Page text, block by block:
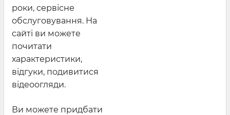
роки, сервісне
обслуговування. На
сайті ви можете
почитати
характеристики,
відгуки, подивитися
відеоогляди.
Ви можете придбати